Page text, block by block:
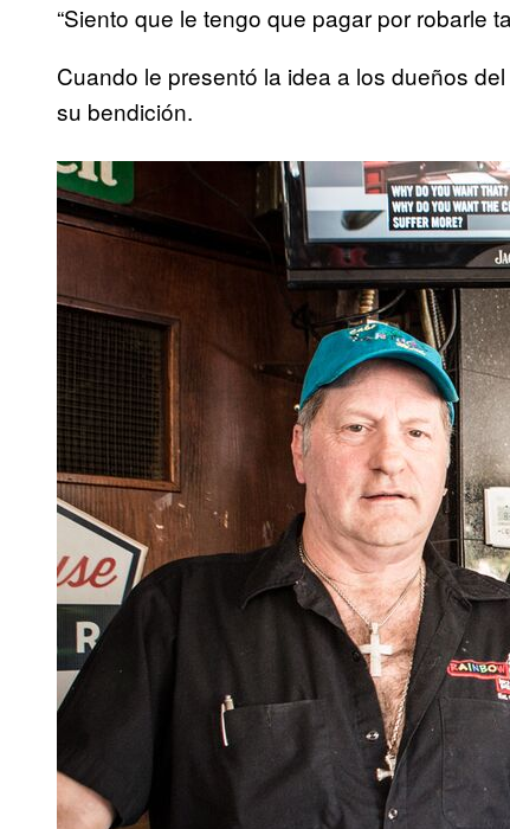
“Siento que le tengo que pagar por robarle
Cuando le presentó la idea a los dueños
su bendición.